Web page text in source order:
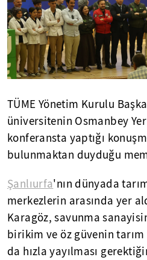
TÜME Yönetim Kurulu
üniversitenin Osmanbey
konferansta yaptığı
bulunmaktan duyduğu
Şanlıurfa'nın dünyada
merkezlerin arasında yer
Karagöz, savunma
birikim ve öz güvenin tarım
da hızla yayılması